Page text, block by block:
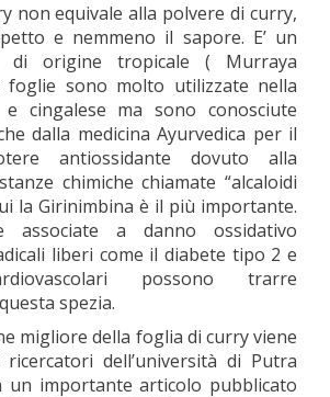
non equivale alla polvere di curry,
e nemmeno il sapore. E’ un
di origine tropicale ( Murraya
foglie sono molto utilizzate nella
e cingalese ma sono conosciute
dalla medicina Ayurvedica per il
antiossidante dovuto alla
chimiche chiamate “alcaloidi
la Girinimbina è il più importante.
associate a danno ossidativo
liberi come il diabete tipo 2 e
possono trarre
spezia.
migliore della foglia di curry viene
dell’università di Putra
un importante articolo pubblicato